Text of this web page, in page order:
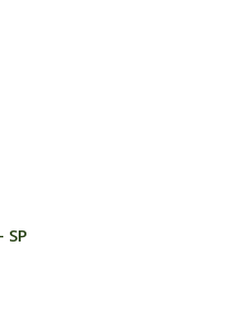
SP